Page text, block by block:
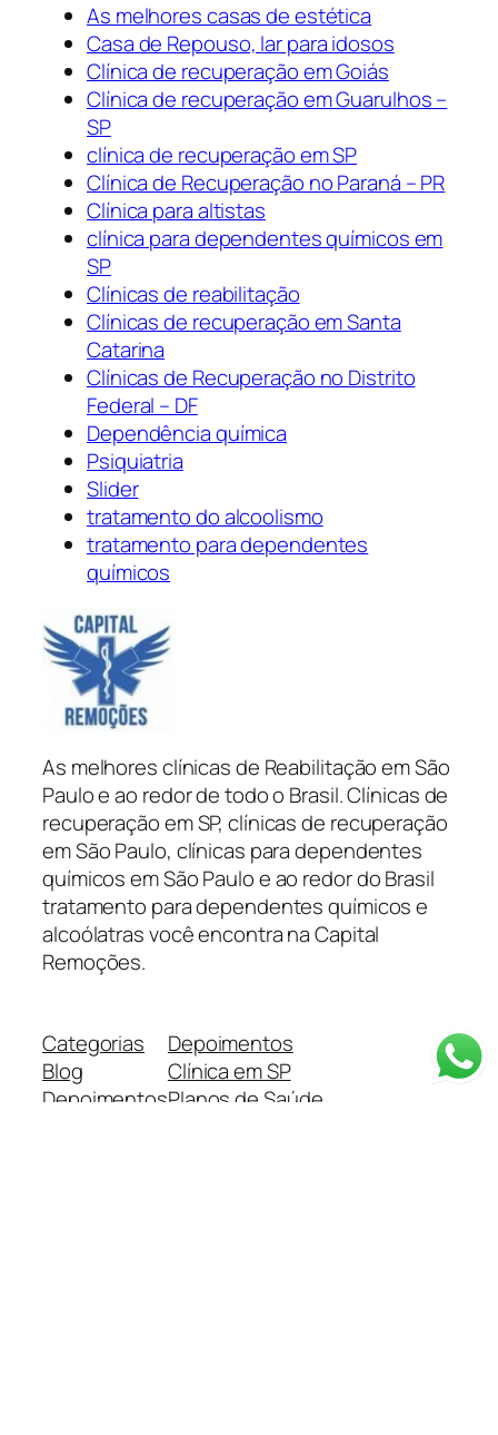
As melhores casas de estética
Casa de Repouso, lar para idosos
Clínica de recuperação em Goiás
Clínica de recuperação em Guarulhos –
SP
clínica de recuperação em SP
Clínica de Recuperação no Paraná – PR
Clínica para altistas
clínica para dependentes químicos em
SP
Clínicas de reabilitação
Clínicas de recuperação em Santa
Catarina
Clínicas de Recuperação no Distrito
Federal – DF
Dependência química
Psiquiatria
Slider
tratamento do alcoolismo
tratamento para dependentes
químicos
As melhores clínicas de Reabilitação em São
Paulo e ao redor de todo o Brasil. Clínicas de
recuperação em SP, clínicas de recuperação
em São Paulo, clínicas para dependentes
químicos em São Paulo e ao redor do Brasil
tratamento para dependentes químicos e
alcoólatras você encontra na Capital
Remoções.
Categorias
Blog
Depoimentos
Depoimentos
Clínica em SP
Planos de Saúde